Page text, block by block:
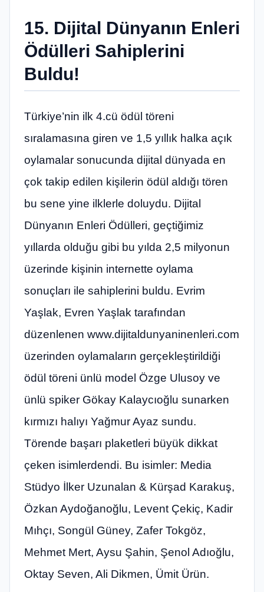
15. Dijital Dünyanın Enleri
Ödülleri Sahiplerini
Buldu!
Türkiye’nin ilk 4.cü ödül töreni
sıralamasına giren ve 1,5 yıllık halka açık
oylamalar sonucunda dijital dünyada en
çok takip edilen kişilerin ödül aldığı tören
bu sene yine ilklerle doluydu. Dijital
Dünyanın Enleri Ödülleri, geçtiğimiz
yıllarda olduğu gibi bu yılda 2,5 milyonun
üzerinde kişinin internette oylama
sonuçları ile sahiplerini buldu. Evrim
Yaşlak, Evren Yaşlak tarafından
düzenlenen www.dijitaldunyaninenleri.com
üzerinden oylamaların gerçekleştirildiği
ödül töreni ünlü model Özge Ulusoy ve
ünlü spiker Gökay Kalaycıoğlu sunarken
kırmızı halıyı Yağmur Ayaz sundu.
Törende başarı plaketleri büyük dikkat
çeken isimlerdendi. Bu isimler: Media
Stüdyo İlker Uzunalan & Kürşad Karakuş,
Özkan Aydoğanoğlu, Levent Çekiç, Kadir
Mıhçı, Songül Güney, Zafer Tokgöz,
Mehmet Mert, Aysu Şahin, Şenol Adıoğlu,
Oktay Seven, Ali Dikmen, Ümit Ürün.